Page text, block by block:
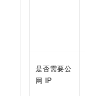
是否需要公
网 IP